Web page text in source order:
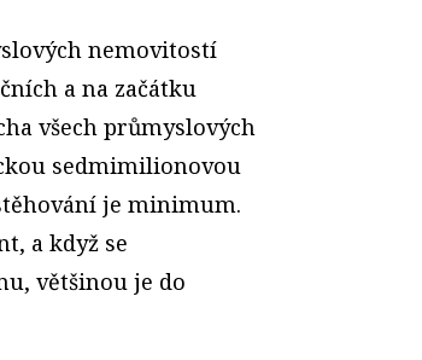
nemovitostí
a na začátku
všech průmyslových
sedmimilionovou
je minimum.
a když se
většinou je do